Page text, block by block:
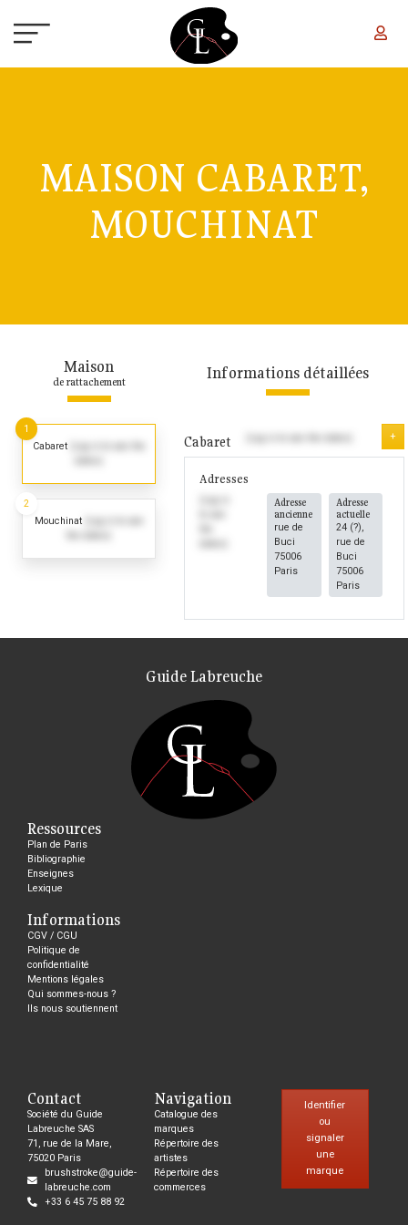
MAISON CABARET,
MOUCHINAT
Maison
de rattachement Informations détaillées
Cabaret
1
Mouchinat
2
Cabaret +
Adresses
Adresse
ancienne
rue de
Buci
75006
Paris
Adresse
actuelle
24 (?),
rue de
Buci
75006
Paris
Guide Labreuche
Ressources
Plan de Paris
Bibliographie
Enseignes
Lexique
Informations
CGV / CGU
Politique de
confidentialité
Mentions légales
Qui sommes-nous ?
Ils nous soutiennent
Contact
Société du Guide
Labreuche SAS
71, rue de la Mare,
75020 Paris
brushstroke@guide-
labreuche.com
+33 6 45 75 88 92
Navigation
Catalogue des
marques
Répertoire des
artistes
Répertoire des
commerces
Identifier
ou
signaler
une
marque